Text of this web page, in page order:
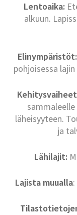
Lentoaika:
alkuun.
Elinympäristöt:
pohjoisessa
läheisyyteen.
ja
Lähilajit:
Lajista muualla: